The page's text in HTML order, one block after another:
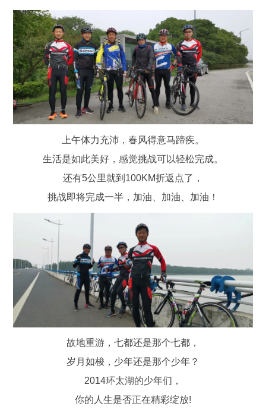
上午体力充沛，春风得意马蹄疾。
生活是如此美好，感觉挑战可以轻松完成。
还有5公里就到100KM折返点了，
挑战即将完成一半，加油、加油、加油！
故地重游，七都还是那个七都，
岁月如梭，少年还是那个少年？
2014环太湖的少年们，
你的人生是否正在精彩绽放!